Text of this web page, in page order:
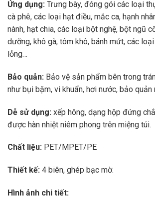
Ứng dụng: Trưng bày, đóng gói các loại
cà phê, các loại hạt điều, mắc ca, hạnh
nành, hạt chia, các loại bột nghệ, bột ngũ
dưỡng, khô gà, tôm khô, bánh mứt, các
lỏng…
Bảo quản: Bảo vệ sản phẩm bên trong
như bụi bặm, vi khuẩn, hơi nước, bảo quản
Dễ sử dụng: xếp hông, dạng hộp đứng
được hàn nhiệt niêm phong trên miệng túi.
Chất liệu: PET/MPET/PE
Thiết kế: 4 biên, ghép bạc mờ.
Hình ảnh chi tiết: